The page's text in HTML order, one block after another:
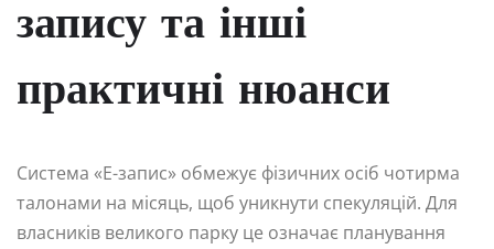
запису та інші
практичні нюанси
Система «Е-запис» обмежує фізичних осіб чотирма
талонами на місяць, щоб уникнути спекуляцій. Для
власників великого парку це означає планування